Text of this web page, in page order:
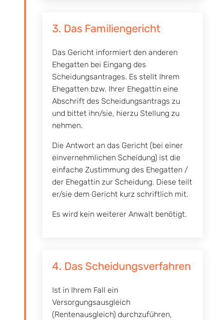
3. Das Familiengericht
Das Gericht informiert den anderen
Ehegatten bei Eingang des
Scheidungsantrages. Es stellt Ihrem
Ehegatten bzw. Ihrer Ehegattin eine
Abschrift des Scheidungsantrags zu
und bittet ihn/sie, hierzu Stellung zu
nehmen.
Die Antwort an das Gericht (bei einer
einvernehmlichen Scheidung) ist die
einfache Zustimmung des Ehegatten /
der Ehegattin zur Scheidung. Diese teilt
er/sie dem Gericht kurz schriftlich mit.
Es wird kein weiterer Anwalt benötigt.
4. Das Scheidungsverfahren
Ist in Ihrem Fall ein
Versorgungsausgleich
(Rentenausgleich) durchzuführen,